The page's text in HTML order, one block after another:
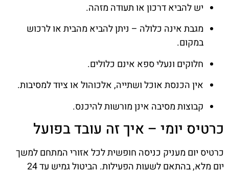
יש להביא דרכון או תעודה מזהה.
מגבת אינה כלולה – ניתן להביא מהבית או לרכוש
במקום.
חלוקים ונעלי ספא אינם כלולים.
אין הכנסת אוכל ושתייה, אלכוהול או ציוד למסיבות.
קבוצות מסיבה אינן מורשות להיכנס.
כרטיס יומי – איך זה עובד בפועל
כרטיס יום מעניק כניסה חופשית לכל אזורי המתחם למשך
יום מלא, בהתאם לשעות הפעילות. הביטול גמיש עד 24